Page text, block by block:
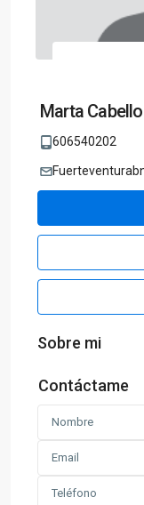
Marta Cabello
606540202
Sobre mi
Contáctame